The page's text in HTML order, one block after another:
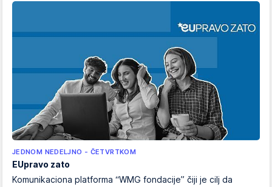
JEDNOM NEDELJNO - ČETVRTKOM
EUpravo zato
Komunikaciona platforma “WMG fondacije” čiji je cilj da